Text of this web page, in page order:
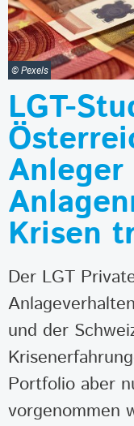
© Pexels
LGT-
Krisen
Der LGT
und der
Portfolio aber
vorgenommen